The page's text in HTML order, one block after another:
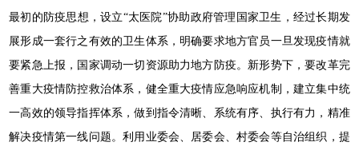
最初的防疫思想，设立“太医院”协助政府管理国家卫生，经过长期发
展形成一套行之有效的卫生体系，明确要求地方官员一旦发现疫情就
要紧急上报，国家调动一切资源助力地方防疫。新形势下，要改革完
善重大疫情防控救治体系，健全重大疫情应急响应机制，建立集中统
一高效的领导指挥体系，做到指令清晰、系统有序、执行有力，精准
解决疫情第一线问题。利用业委会、居委会、村委会等自治组织，提